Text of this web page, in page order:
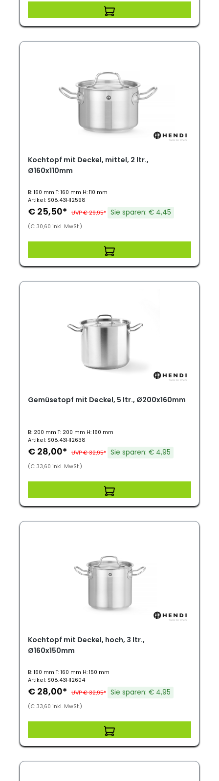
Kochtopf mit Deckel, mittel, 2 ltr.,
Ø160x110mm
B: 160 mm T: 160 mm H: 110 mm
Artikel: S08.43HI2598
€ 25,50* UVP € 29,95* Sie sparen: € 4,45
(€ 30,60 inkl. MwSt.)
Gemüsetopf mit Deckel, 5 ltr., Ø200x160mm
B: 200 mm T: 200 mm H: 160 mm
Artikel: S08.43HI2638
€ 28,00* UVP € 32,95* Sie sparen: € 4,95
(€ 33,60 inkl. MwSt.)
Kochtopf mit Deckel, hoch, 3 ltr.,
Ø160x150mm
B: 160 mm T: 160 mm H: 150 mm
Artikel: S08.43HI2604
€ 28,00* UVP € 32,95* Sie sparen: € 4,95
(€ 33,60 inkl. MwSt.)